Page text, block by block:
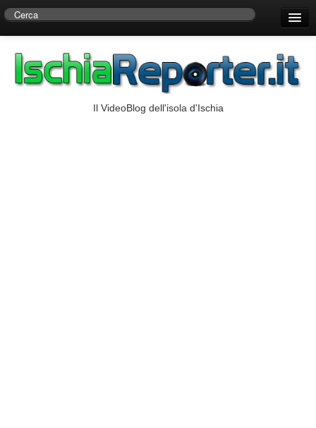
Centro di Ricerche Storiche D’Ambra
Il VideoBlog dell'isola d'Ischia